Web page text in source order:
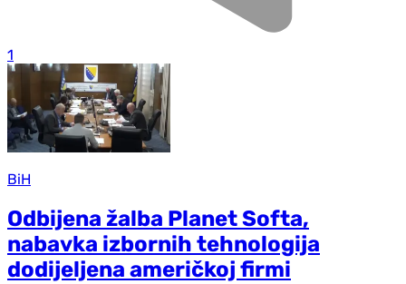
1
BiH
Odbijena žalba Planet Softa,
nabavka izbornih tehnologija
dodijeljena američkoj firmi